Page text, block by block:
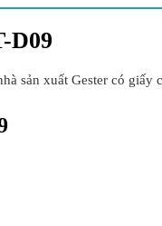
D09
sản xuất Gester có giấy